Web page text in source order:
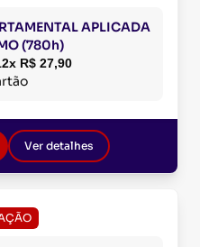
APLICADA
(780h)
R$ 27,90
Ver detalhes